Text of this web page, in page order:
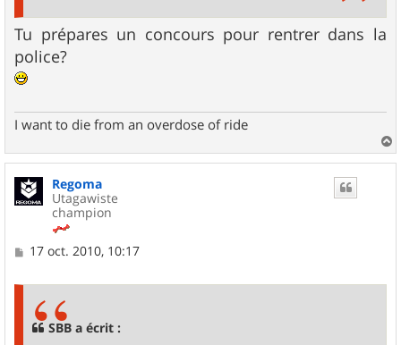
Tu prépares un concours pour rentrer dans la
police?
I want to die from an overdose of ride
a
Regoma
Utagawiste
champion
M17 oct. 2010, 10:17
SBB a écrit :